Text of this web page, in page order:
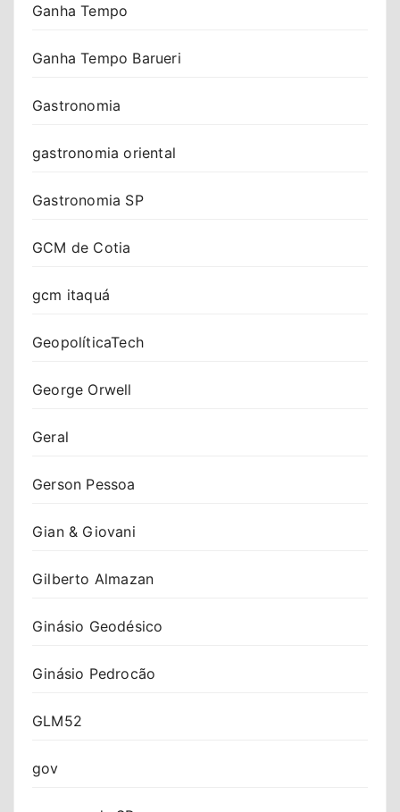
Ganha Tempo
Ganha Tempo Barueri
Gastronomia
gastronomia oriental
Gastronomia SP
GCM de Cotia
gcm itaquá
GeopolíticaTech
George Orwell
Geral
Gerson Pessoa
Gian & Giovani
Gilberto Almazan
Ginásio Geodésico
Ginásio Pedrocão
GLM52
gov